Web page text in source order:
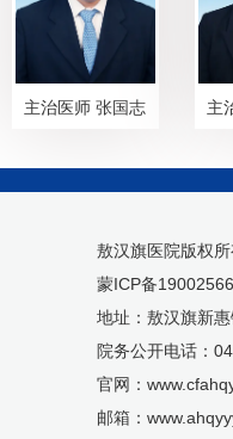
4
0
0
0
5
主治医师 张国志 主
敖汉旗医院版权
蒙ICP备
地址：敖汉旗新
院务公开电话：
官网：
邮箱：